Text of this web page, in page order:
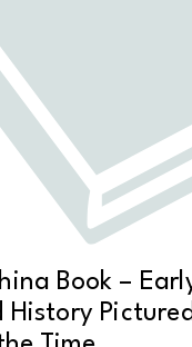
Book –
History